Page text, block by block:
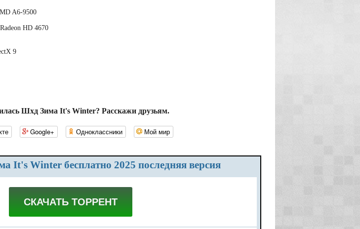
A6-9500
HD 4670
9
Шхд Зима It's Winter? Расскажи друзьям.
Google+ Одноклассники Мой мир
It's Winter бесплатно 2025 последняя версия
СКАЧАТЬ ТОРРЕНТ